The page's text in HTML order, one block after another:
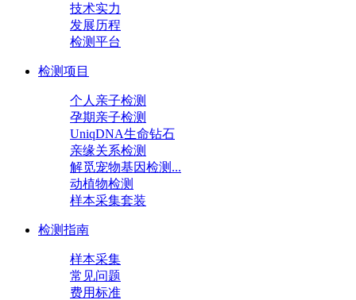
技术实力
发展历程
检测平台
检测项目
个人亲子检测
孕期亲子检测
UniqDNA生命钻石
亲缘关系检测
解觅宠物基因检测...
动植物检测
样本采集套装
检测指南
样本采集
常见问题
费用标准